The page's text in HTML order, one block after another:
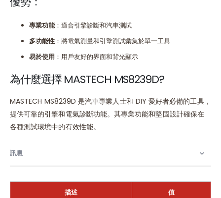
專業功能：適合引擎診斷和汽車測試
多功能性：將電氣測量和引擎測試彙集於單一工具
易於使用 ：用戶友好的界面和背光顯示
為什麼選擇 MASTECH MS8239D?
MASTECH MS8239D 是汽車專業人士和 DIY 愛好者必備的工具，
提供可靠的引擎和電氣診斷功能。其專業功能和堅固設計確保在
各種測試環境中的有效性能。
訊息
描述 值